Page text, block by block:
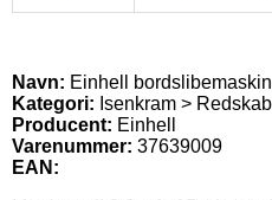
Navn: Einhell
Kategori: Isenkram >
Producent: Einhell
Varenummer: 37639009
EAN: